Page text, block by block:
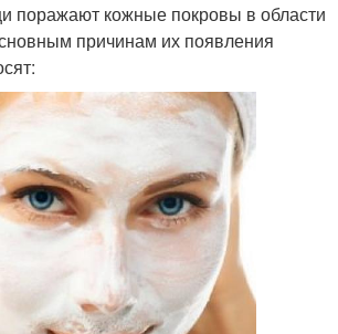
поражают кожные покровы в области
причинам их появления